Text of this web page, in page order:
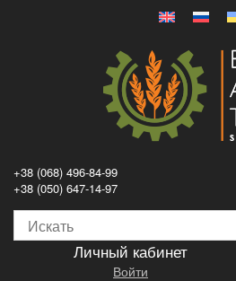
+38 (068) 496-84-99
+38 (050) 647-14-97
Личный кабинет
Войти